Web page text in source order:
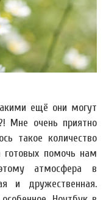
ещё они могут
Мне очень приятно
такое количество
готовых помочь нам
атмосфера в
и дружественная.